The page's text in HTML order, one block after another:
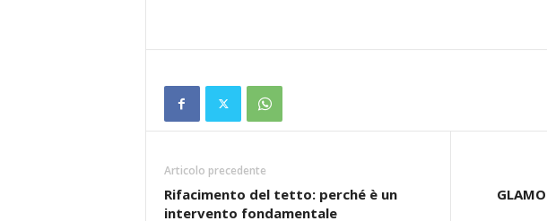
Articolo precedente
Rifacimento del tetto: perché è un
intervento fondamentale